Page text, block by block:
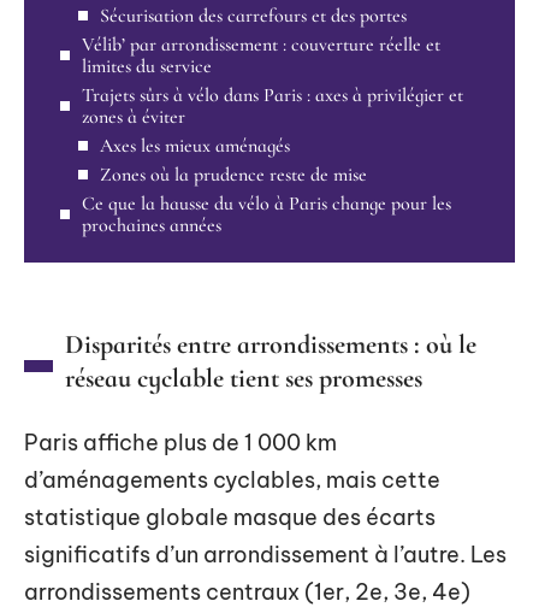
Sécurisation des carrefours et des portes
Vélib’ par arrondissement : couverture réelle et
limites du service
Trajets sûrs à vélo dans Paris : axes à privilégier et
zones à éviter
Axes les mieux aménagés
Zones où la prudence reste de mise
Ce que la hausse du vélo à Paris change pour les
prochaines années
Disparités entre arrondissements : où le
réseau cyclable tient ses promesses
Paris affiche plus de 1 000 km
d’aménagements cyclables, mais cette
statistique globale masque des écarts
significatifs d’un arrondissement à l’autre. Les
arrondissements centraux (1er, 2e, 3e, 4e)